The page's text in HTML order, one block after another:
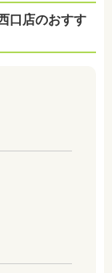
口店のおすす